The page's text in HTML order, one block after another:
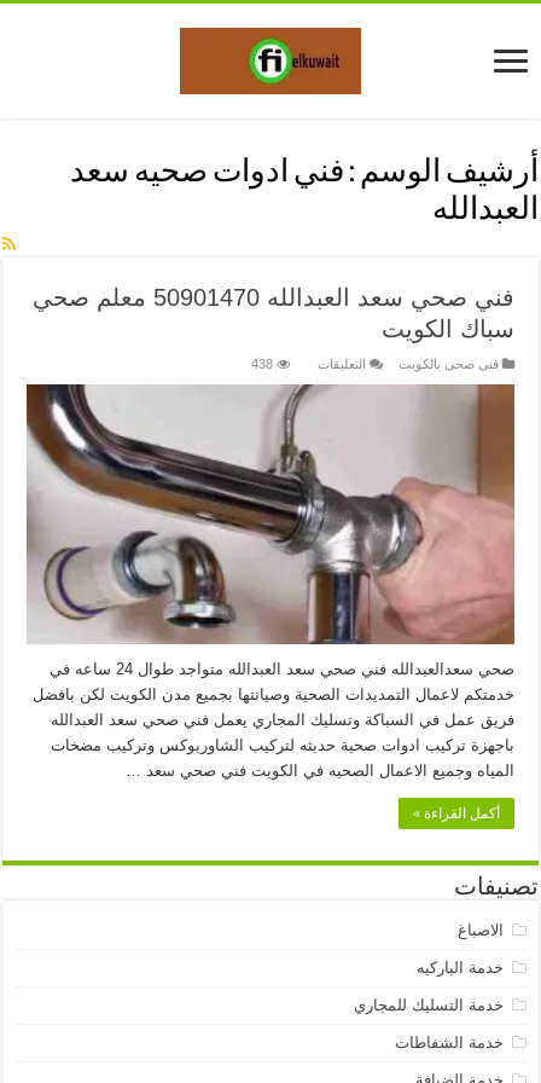
أرشيف الوسم : فني ادوات صحيه سعد
العبدالله
فني صحي سعد العبدالله 50901470 معلم صحي
سباك الكويت
فنى صحى بالكويت التعليقات
صحي
سعد
العبدالله
50901470
معلم
صحي
سباك
الكويت
مغلقة
438
صحي سعدالعبدالله فني صحي سعد العبدالله متواجد طوال 24 ساعه في
خدمتكم لاعمال التمديدات الصحية وصيانتها بجميع مدن الكويت لكن بافضل
فريق عمل في السباكة وتسليك المجاري يعمل فني صحي سعد العبدالله
باجهزة تركيب ادوات صحية حديثه لتركيب الشاوربوكس وتركيب مضخات
المياه وجميع الاعمال الصحيه في الكويت فني صحي سعد …
أكمل القراءة »
تصنيفات
الاصباغ
خدمة الباركيه
خدمة التسليك للمجاري
خدمة الشفاطات